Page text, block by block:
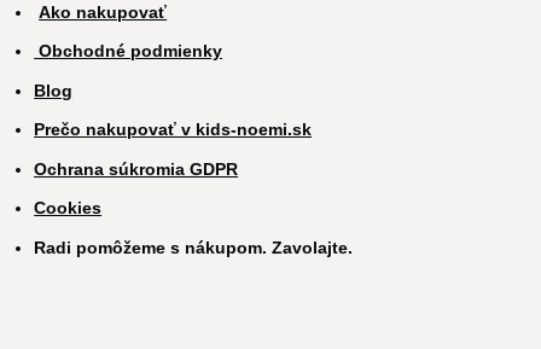
Ako nakupovať
Obchodné podmienky
Blog
Prečo nakupovať v kids-noemi.sk
Ochrana súkromia GDPR
Cookies
Radi pomôžeme s nákupom. Zavolajte.